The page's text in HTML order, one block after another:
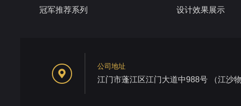
冠军推荐系列
设计效果展示
公司地址
江门市蓬江区江门大道中988号 （江沙物